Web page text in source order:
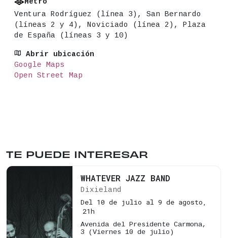
Metro
Ventura Rodríguez (línea 3), San Bernardo
(líneas 2 y 4), Noviciado (línea 2), Plaza
de España (líneas 3 y 10)
Abrir ubicación
Google Maps
Open Street Map
TE PUEDE INTERESAR
WHATEVER JAZZ BAND
Dixieland
Del 10 de julio al 9 de agosto,
21h
Avenida del Presidente Carmona,
3 (Viernes 10 de julio)